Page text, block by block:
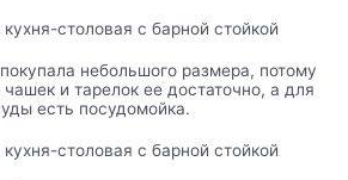
небольшого размера, потому
и тарелок ее достаточно, а для
есть посудомойка.